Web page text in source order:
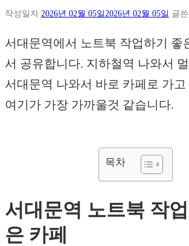
작성일자 2026년 02월 05일2026년 02월 05일 글
서대문역에서 노트북 작업하기 좋
서 공유합니다. 지하철역 나와서
서대문역 나와서 바로 카페로 가고
여기가 가장 가까울것 같습니다.
목차
서대문역 노트북 작
은 카페